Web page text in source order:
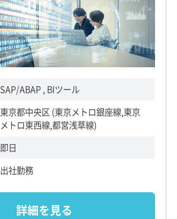
SAP/ABAP , BIツール
東京都中央区 (東京メトロ銀座線,東京
メトロ東西線,都営浅草線)
即日
出社勤務
詳細を見る